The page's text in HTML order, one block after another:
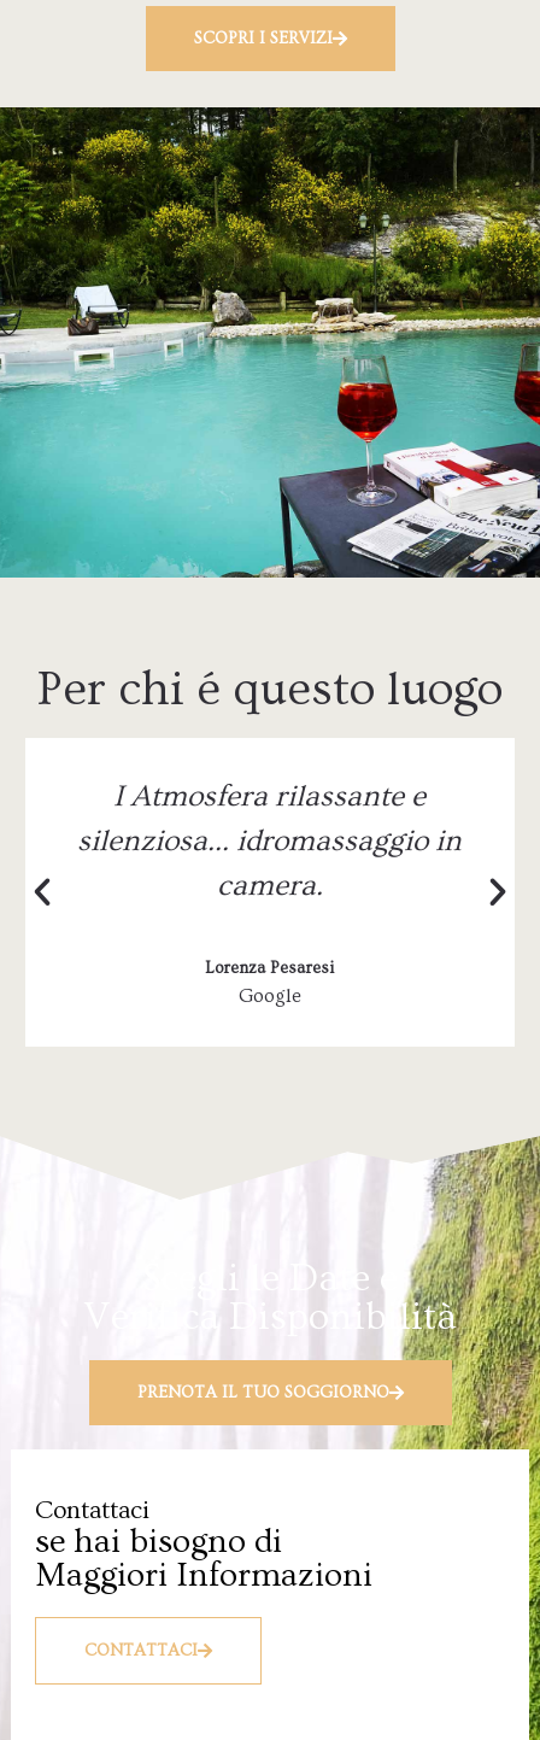
SCOPRI I SERVIZI
Per chi é questo luogo
I Atmosfera rilassante e
silenziosa… idromassaggio in
camera.
Lorenza Pesaresi
Google
Scegli le Date e
Verifica Disponibilità
PRENOTA IL TUO SOGGIORNO
Contattaci
se hai bisogno di
Maggiori Informazioni
CONTATTACI